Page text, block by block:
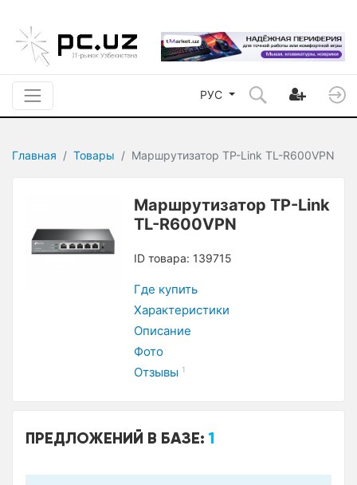
РУС
Главная Товары Маршрутизатор TP-Link TL-R600VPN
Маршрутизатор TP-Link
TL-R600VPN
ID товара: 139715
Где купить
Характеристики
Описание
Фото
Отзывы 1
ПРЕДЛОЖЕНИЙ В БАЗЕ:1